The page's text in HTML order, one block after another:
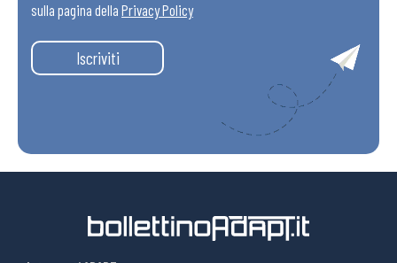
sulla pagina della Privacy Policy
Iscriviti